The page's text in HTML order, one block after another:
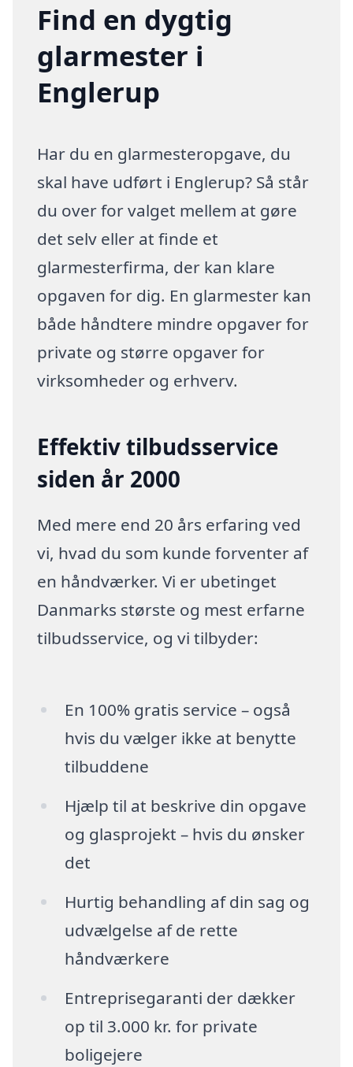
Find en dygtig
glarmester i
Englerup
Har du en glarmesteropgave, du
skal have udført i Englerup? Så står
du over for valget mellem at gøre
det selv eller at finde et
glarmesterfirma, der kan klare
opgaven for dig. En glarmester kan
både håndtere mindre opgaver for
private og større opgaver for
virksomheder og erhverv.
Effektiv tilbudsservice
siden år 2000
Med mere end 20 års erfaring ved
vi, hvad du som kunde forventer af
en håndværker. Vi er ubetinget
Danmarks største og mest erfarne
tilbudsservice, og vi tilbyder:
En 100% gratis service – også
hvis du vælger ikke at benytte
tilbuddene
Hjælp til at beskrive din opgave
og glasprojekt – hvis du ønsker
det
Hurtig behandling af din sag og
udvælgelse af de rette
håndværkere
Entreprisegaranti der dækker
op til 3.000 kr. for private
boligejere